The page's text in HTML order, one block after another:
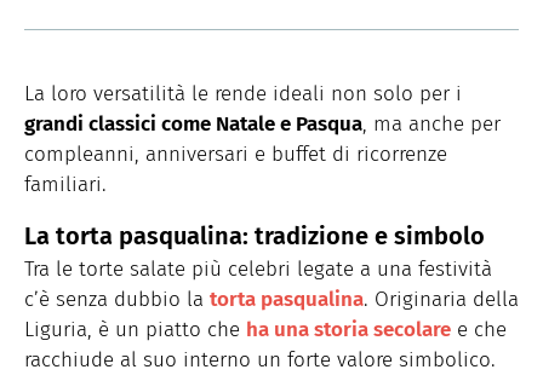
La loro versatilità le rende ideali non solo per i
grandi classici come Natale e Pasqua, ma anche per
compleanni, anniversari e buffet di ricorrenze
familiari.
La torta pasqualina: tradizione e simbolo
Tra le torte salate più celebri legate a una festività
c’è senza dubbio la torta pasqualina. Originaria della
Liguria, è un piatto che ha una storia secolare e che
racchiude al suo interno un forte valore simbolico.